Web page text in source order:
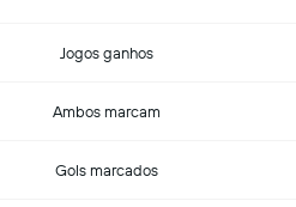
Jogos ganhos
Ambos marcam
Gols marcados